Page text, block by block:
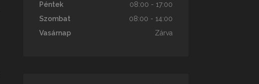
Péntek
08:00 - 17:00
Szombat
08:00 - 14:00
Vasárnap
Zárva